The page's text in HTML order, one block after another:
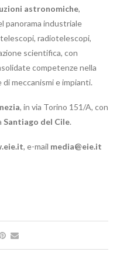
astronomiche,
panorama industriale
radiotelescopi,
scientifica, con
competenze nella
meccanismi e impianti.
, in via Torino 151/A, con
Santiago del Cile.
, e-mail media@eie.it